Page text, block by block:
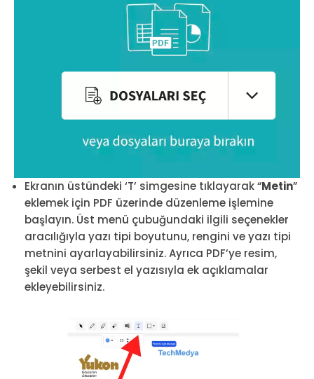
Ekranın üstündeki ‘T’ simgesine tıklayarak “Metin”
eklemek için PDF üzerinde düzenleme işlemine
başlayın. Üst menü çubuğundaki ilgili seçenekler
aracılığıyla yazı tipi boyutunu, rengini ve yazı tipi
metnini ayarlayabilirsiniz. Ayrıca PDF’ye resim,
şekil veya serbest el yazısıyla ek açıklamalar
ekleyebilirsiniz.